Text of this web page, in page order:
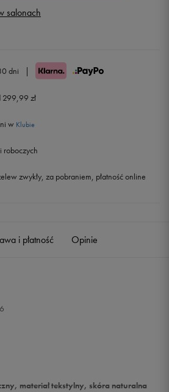
Powiadom o dostępności
salonach
dni |
299,99 zł
w Klubie
roboczych
zwykły, za pobraniem, płatność online
i płatność Opinie
materiał tekstylny, skóra naturalna